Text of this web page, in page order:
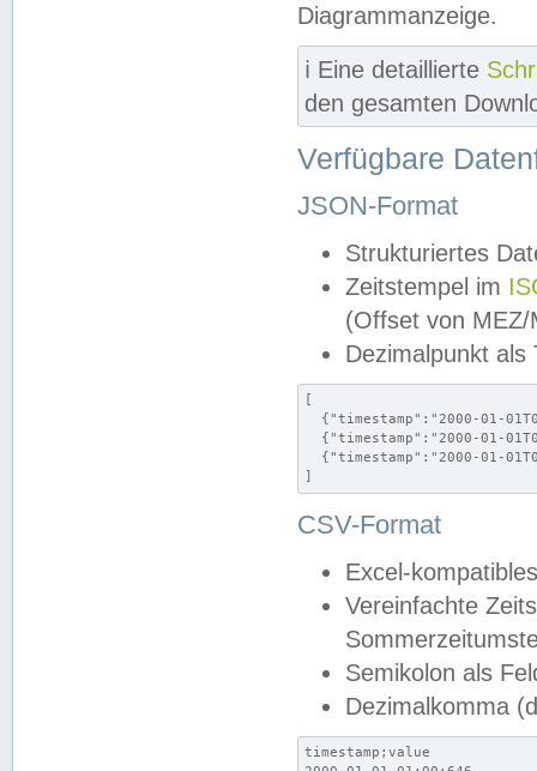
Diagrammanzeige.
ℹ️ Eine detaillierte
den gesamten
Verfügbare
JSON-Format
Strukturiertes
Zeitstempel im
(Offset von MEZ/
Dezimalpunkt als
[
{"timestamp":"2000-01-
{"timestamp":"2000-01-
{"timestamp":"2000-01-
]
CSV-Format
Excel-
Vereinfachte
Semikolon als
Dezimalkomma
timestamp;value